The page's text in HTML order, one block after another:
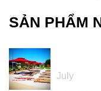
SẢN PHẨM
July